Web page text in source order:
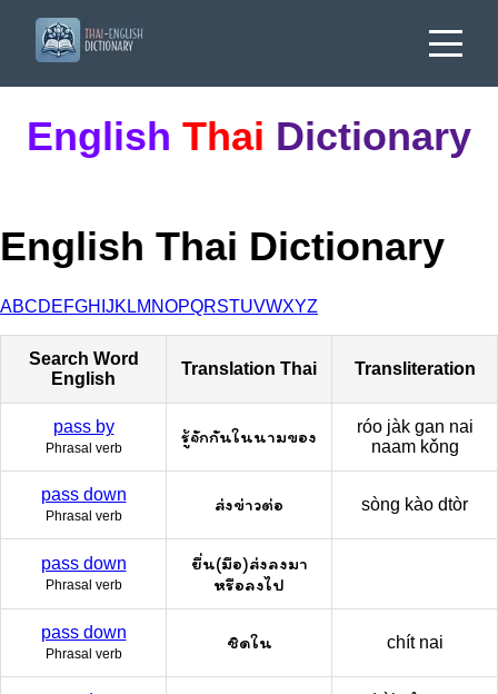
English Thai Dictionary
English Thai Dictionary
ABCDEFGH JK LM NOPQRSTUVWXYZ
Search Word
English
Translation Thai Transliteration
pass by
Phrasal verb
รู้จักกันในนามของ
róo jàk gan nai
naam kǒng
pass down
Phrasal verb
ส่งข่าวต่อ sòng kào dtòr
pass down
Phrasal verb
ยื่น(มือ)ส่งลงมา
หรือลงไป
pass down
Phrasal verb
ชิดใน chít nai